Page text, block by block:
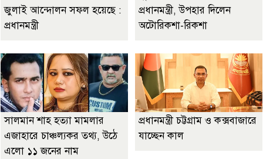
জুলাই আন্দোলন সফল হয়েছে :
প্রধানমন্ত্রী
প্রধানমন্ত্রী, উপহার দিলেন
অটোরিকশা-রিকশা
সালমান শাহ হত্যা মামলার
এজাহারে চাঞ্চল্যকর তথ্য, উঠে
এলো ১১ জনের নাম
প্রধানমন্ত্রী চট্টগ্রাম ও কক্সবাজারে
যাচ্ছেন কাল